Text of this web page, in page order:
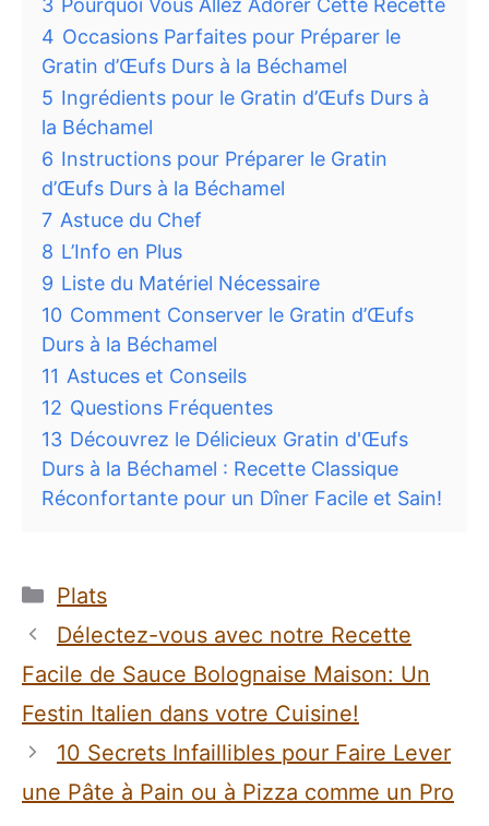
3 Pourquoi Vous Allez Adorer Cette Recette
4 Occasions Parfaites pour Préparer le
Gratin d’Œufs Durs à la Béchamel
5 Ingrédients pour le Gratin d’Œufs Durs à
la Béchamel
6 Instructions pour Préparer le Gratin
d’Œufs Durs à la Béchamel
7 Astuce du Chef
8 L’Info en Plus
9 Liste du Matériel Nécessaire
10 Comment Conserver le Gratin d’Œufs
Durs à la Béchamel
11 Astuces et Conseils
12 Questions Fréquentes
13 Découvrez le Délicieux Gratin d'Œufs
Durs à la Béchamel : Recette Classique
Réconfortante pour un Dîner Facile et Sain!
Catégories
Plats
Délectez-vous avec notre Recette
Facile de Sauce Bolognaise Maison: Un
Festin Italien dans votre Cuisine!
10 Secrets Infaillibles pour Faire Lever
une Pâte à Pain ou à Pizza comme un Pro